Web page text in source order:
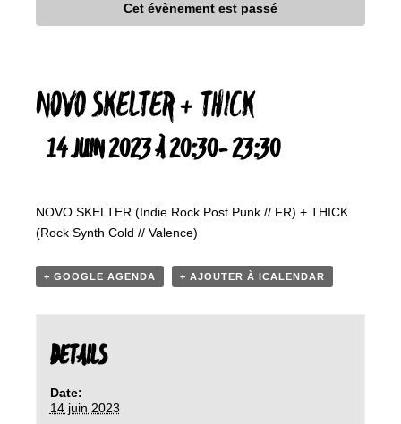
Cet évènement est passé
NOVO SKELTER + THICK
14 JUIN 2023 À 20:30-23:30
NOVO SKELTER (Indie Rock Post Punk // FR) + THICK
(Rock Synth Cold // Valence)
+ GOOGLE AGENDA + AJOUTER À ICALENDAR
DETAILS
Date:
14 juin 2023